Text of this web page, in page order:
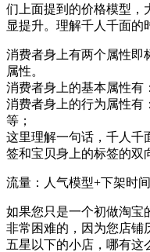
们上面提到的价格模型，
显提升。理解千人千面的
消费者身上有两个属性即
属性。
消费者身上的基本属性有
消费者身上的行为属性有
等；
这里理解一句话，千人千
签和宝贝身上的标签的双
流量：人气模型+下架时
如果您只是一个初做淘宝
非常困难的，因为您店铺
五星以下的小店，哪有这